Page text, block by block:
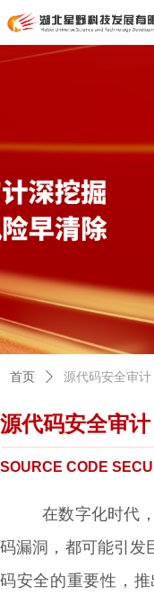
首页 ꄲ 源代码安全审计
源代码安全审
SOURCE CODE
在数字化时代，
码漏洞，都可能引发
码安全的重要性，